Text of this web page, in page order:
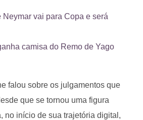
vai para Copa e será
camisa do Remo de Yago
falou sobre os julgamentos que
que se tornou uma figura
no início de sua trajetória digital,